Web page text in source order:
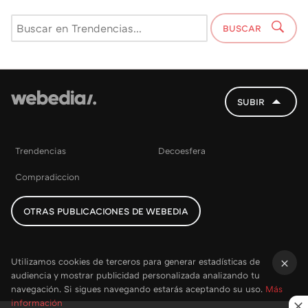
BUSCAR
SUBIR
Trendencias Decoesfera
Compradiccion
OTRAS PUBLICACIONES DE WEBEDIA
Utilizamos cookies de terceros para generar estadísticas de
audiencia y mostrar publicidad personalizada analizando tu
navegación. Si sigues navegando estarás aceptando su uso. Más
información